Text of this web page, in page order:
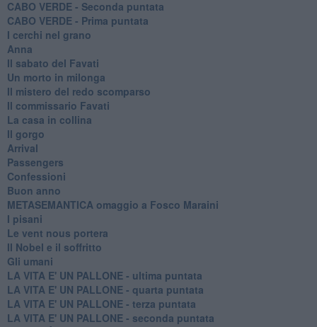
CABO VERDE - Seconda puntata
CABO VERDE - Prima puntata
I cerchi nel grano
Anna
Il sabato del Favati
Un morto in milonga
Il mistero del redo scomparso
Il commissario Favati
La casa in collina
Il gorgo
Arrival
Passengers
Confessioni
Buon anno
METASEMANTICA omaggio a Fosco Maraini
I pisani
Le vent nous portera
Il Nobel e il soffritto
Gli umani
LA VITA E' UN PALLONE - ultima puntata
LA VITA E' UN PALLONE - quarta puntata
LA VITA E' UN PALLONE - terza puntata
LA VITA E' UN PALLONE - seconda puntata